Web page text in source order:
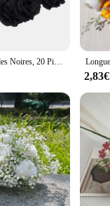
Roses Artificielles Noires, 20 Pièces, Décoration de ix, Mariage, Maison, Bureau, Jardin, Bricolage
2,83€